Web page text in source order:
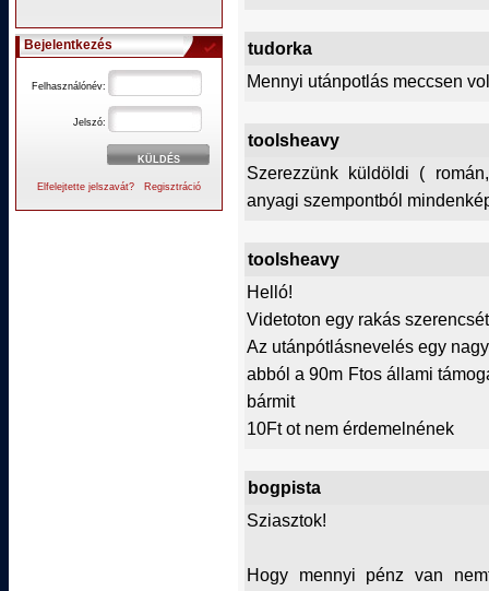
Bejelentkezés
Felhasználónév:
Jelszó:
Elfelejtette jelszavát? Regisztráció
tudorka
Mennyi utánpotlás meccsen
toolsheavy
Szerezzünk küldöldi (
anyagi szempontból
toolsheavy
Helló!
Videtoton egy rakás
Az utánpótlásnevelés egy
abból a 90m Ftos állami
bármit
10Ft ot nem érdemelnének
bogpista
Sziasztok!
Hogy mennyi pénz van